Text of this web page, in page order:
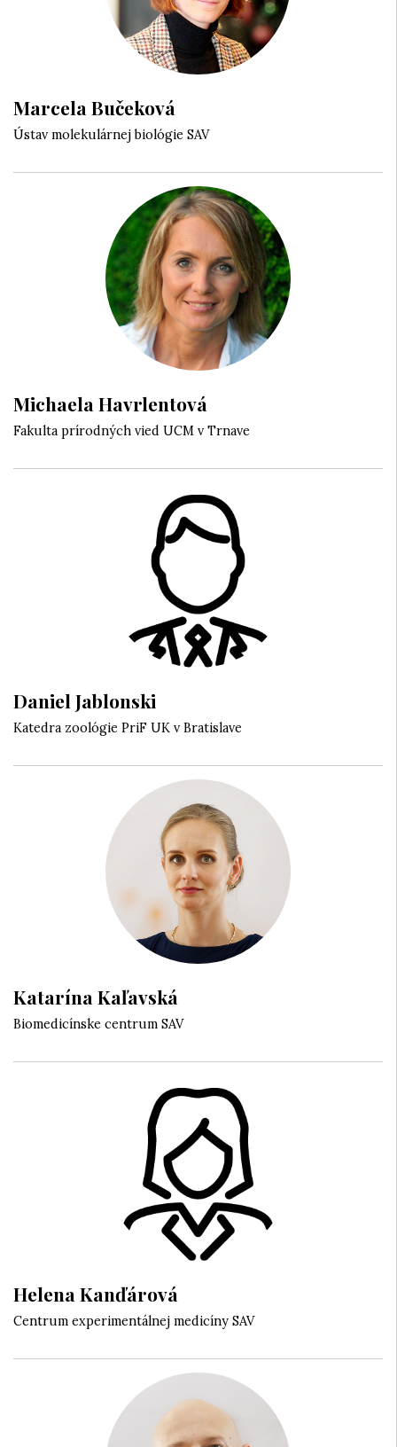
Marcela Bučeková
Ústav molekulárnej biológie SAV
Michaela Havrlentová
Fakulta prírodných vied UCM v Trnave
Daniel Jablonski
Katedra zoológie PriF UK v Bratislave
Katarína Kaľavská
Biomedicínske centrum SAV
Helena Kanďárová
Centrum experimentálnej medicíny SAV